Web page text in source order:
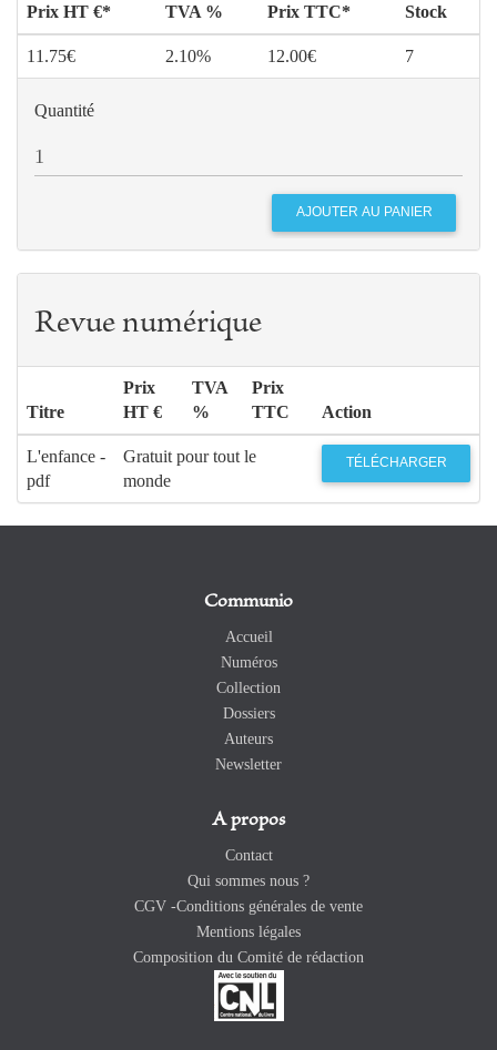
Prix HT €* TVA % Prix TTC* Stock
11.75€ 2.10% 12.00€ 7
Quantité
Revue numérique
Titre
Prix
HT €
TVA
%
Prix
TTC
Action
L'enfance -
pdf
Gratuit pour tout le
monde
TÉLÉCHARGER
Communio
Accueil
Numéros
Collection
Dossiers
Auteurs
Newsletter
A propos
Contact
Qui sommes nous ?
CGV -Conditions générales de vente
Mentions légales
Composition du Comité de rédaction